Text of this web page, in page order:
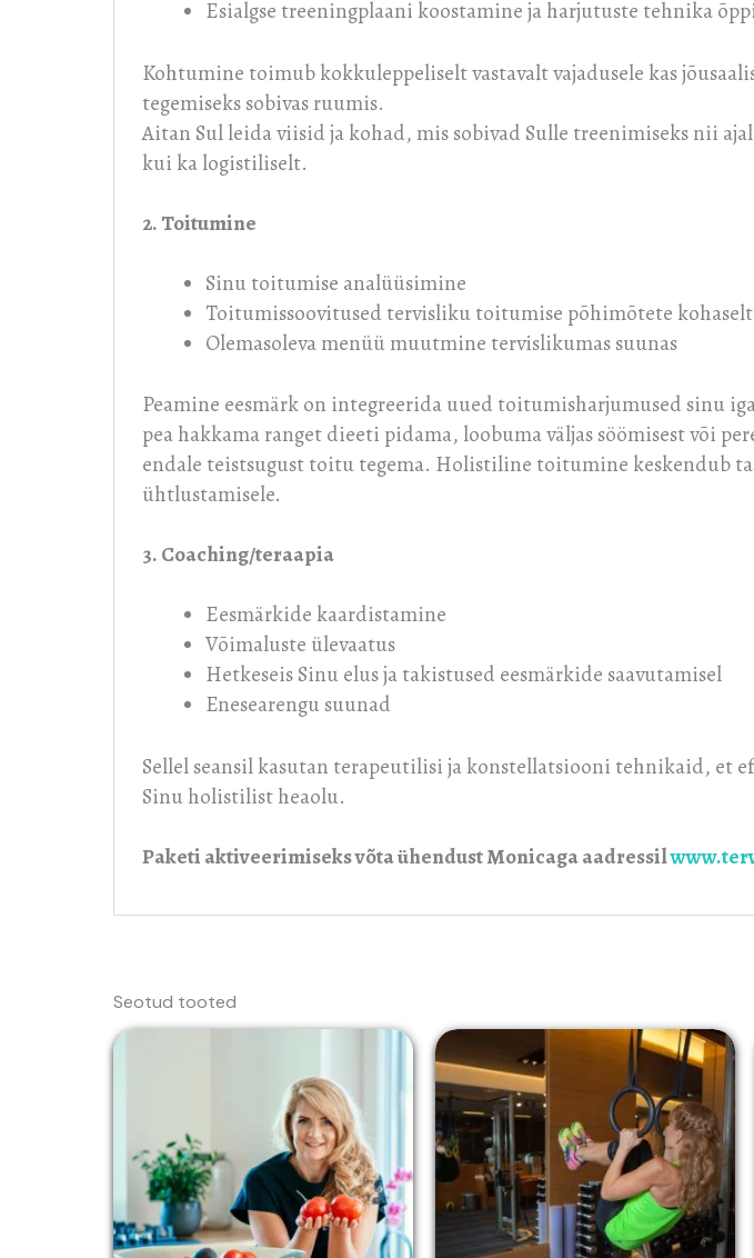
Esialgse treeningplaani koostamine ja harjutuste tehnika
Kohtumine toimub kokkuleppeliselt vastavalt vajadusele kas
tegemiseks sobivas ruumis.
Aitan Sul leida viisid ja kohad, mis sobivad Sulle treenimiseks nii
kui ka logistiliselt.
2. Toitumine
Sinu toitumise analüüsimine
Toitumissoovitused tervisliku toitumise põhimõtete kohaselt
Olemasoleva menüü muutmine tervislikumas suunas
Peamine eesmärk on integreerida uued toitumisharjumused sinu
pea hakkama ranget dieeti pidama, loobuma väljas söömisest või
endale teistsugust toitu tegema. Holistiline toitumine keskendub
ühtlustamisele.
3. Coaching/teraapia
Eesmärkide kaardistamine
Võimaluste ülevaatus
Hetkeseis Sinu elus ja takistused eesmärkide saavutamisel
Enesearengu suunad
Sellel seansil kasutan terapeutilisi ja konstellatsiooni tehnikaid, et
Sinu holistilist heaolu.
Paketi aktiveerimiseks võta ühendust Monicaga aadressil
Seotud tooted